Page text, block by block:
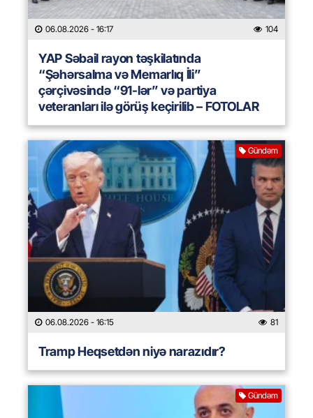
06.08.2026 - 16:17 104
YAP Səbail rayon təşkilatında
“Şəhərsalma və Memarlıq İli”
çərçivəsində “91-lər” və partiya
veteranları ilə görüş keçirilib – FOTOLAR
Gündəm
06.08.2026 - 16:15 81
Tramp Heqsetdən niyə narazıdır?
Gündəm